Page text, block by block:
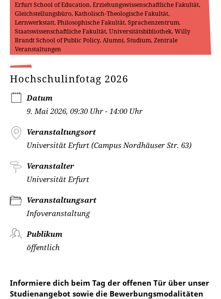
Erfurt School of Education, Erziehungswissenschaftliche Fakultät,
Gleichstellungsbüro, Katholisch-Theologische Fakultät,
Lernwerkstatt, Philosophische Fakultät, Sprachenzentrum,
Staatswissenschaftliche Fakultät, Universitätsbibliothek, Willy
Brandt School of Public Policy, Alumni, Studium, Zentrale
Veranstaltungen
Hochschulinfotag 2026
Datum
9. Mai 2026, 09:30 Uhr - 14:00 Uhr
Veranstaltungsort
Universität Erfurt (Campus Nordhäuser Str. 63)
Veranstalter
Universität Erfurt
Veranstaltungsart
Infoveranstaltung
Publikum
öffentlich
Informiere dich beim Tag der offenen Tür über unser
Studienangebot sowie die Bewerbungsmodalitäten